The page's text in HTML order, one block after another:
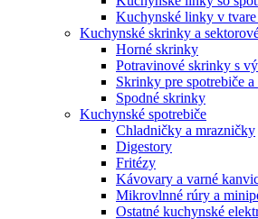
Kuchynské linky v
Kuchynské skrinky a
Horné skrinky
Potravinové skrinky s
Skrinky pre spotrebiče
Spodné skrinky
Kuchynské spotrebiče
Chladničky a mrazničky
Digestory
Fritézy
Kávovary a varné
Mikrovlnné rúry a
Ostatné kuchynské